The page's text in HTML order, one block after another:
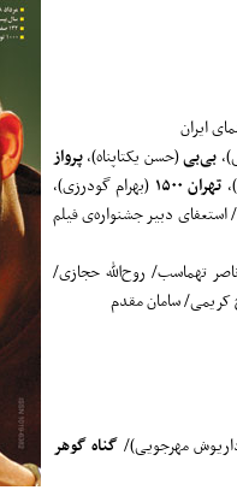
ایران
بی‌بی(حسن یکتاپناه)،پرواز
تهران ۱۵۰۰
(بهرام گودرزی)،
دبیر جشنواره‌ی فیلم
تهماسب/ روح‌الله حجازی/
کریمی/ سامان مقدم
مهرجویی)/ گناه گوهر